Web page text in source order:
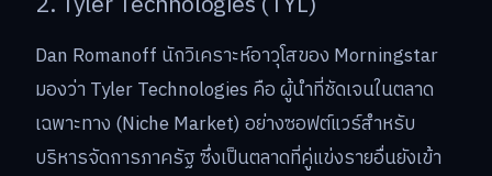
Dan Romanoff นักวิเคราะห์อาวุโสของ Morningstar
มองว่า Tyler Technologies คือ ผู้นำที่ชัดเจนในตลาด
เฉพาะทาง (Niche Market) อย่างซอฟต์แวร์สำหรับ
บริหารจัดการภาครัฐ ซึ่งเป็นตลาดที่คู่แข่งรายอื่นยังเข้า